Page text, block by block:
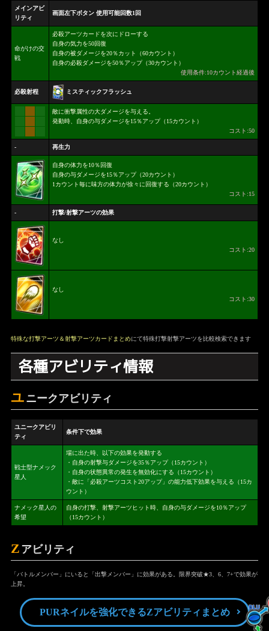
メインアビ
リティ
画面左下ボタン 使用可能回数1回
命がけの交
戦
必殺アーツカードを次にドローする
自身の気力を50回復
自身の被ダメージを20％カット（60カウント）
自身の必殺ダメージを50％アップ（30カウント）
使用条件:10カウント経過後
必殺射程 ミスティックフラッシュ
敵に衝撃属性の大ダメージを与える。
発動時、自身の与ダメージを15％アップ（15カウント）
コスト:50
- 再生力
自身の体力を10％回復
自身の与ダメージを15％アップ（20カウント）
1カウント毎に味方の体力が徐々に回復する（20カウント）
コスト:15
- 打撃/射撃アーツの効果
なし
コスト:20
なし
コスト:30
特殊な打撃アーツ＆射撃アーツカードまとめにて特殊打撃射撃アーツを比較検索できます
各種アビリティ情報
ユ ニークアビリティ
ユニークアビリ
ティ
条件下で効果
戦士型ナメック
星人
場に出た時、以下の効果を発動する
・自身の射撃与ダメージを35％アップ（15カウント）
・自身の状態異常の発生を無効化にする（15カウント）
・敵に「必殺アーツコスト20アップ」の能力低下効果を与える（15カ
ウント）
ナメック星人の
希望
自身の打撃、射撃アーツヒット時、自身の与ダメージを10％アップ
（15カウント）
Z アビリティ
「バトルメンバー」にいると「出撃メンバー」に効果がある。限界突破★3、6、7+で効果が
上昇。
PURネイルを強化できるZアビリティまとめ